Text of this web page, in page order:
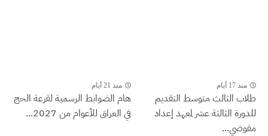
منذ 17 أيام
طلاب الثالث متوسط التقديم
للدورة الثالثة عشر لمعهد إعداد
مفوضي...
منذ 21 أيام
هام الضوابط الرسمية لقرعة الحج
في العراق للأعوام من 2027...